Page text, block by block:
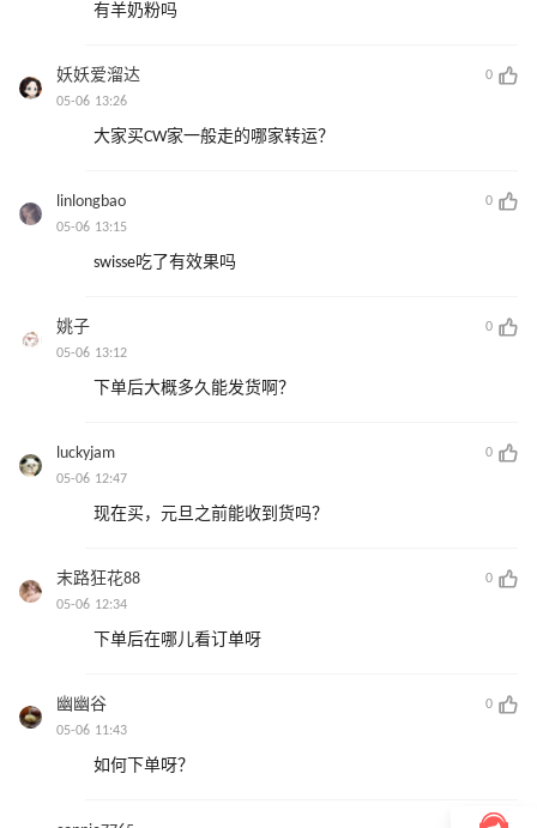
有羊奶粉吗
妖妖爱溜达
0
05-06 13:26
大家买CW家一般走的哪家转运？
linlongbao
0
05-06 13:15
swisse吃了有效果吗
姚子
0
05-06 13:12
下单后大概多久能发货啊？
luckyjam
0
05-06 12:47
现在买，元旦之前能收到货吗？
末路狂花88
0
05-06 12:34
下单后在哪儿看订单呀
幽幽谷
0
05-06 11:43
如何下单呀？